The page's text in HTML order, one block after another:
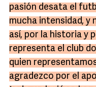
pasión desata el
mucha intensidad, y
así, por la historia y
representa el club
quien
agradezco por el